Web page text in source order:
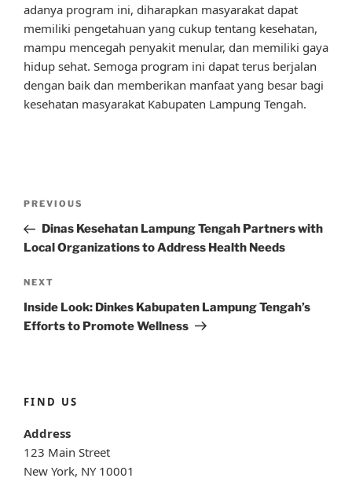
adanya program ini, diharapkan masyarakat dapat
memiliki pengetahuan yang cukup tentang kesehatan,
mampu mencegah penyakit menular, dan memiliki gaya
hidup sehat. Semoga program ini dapat terus berjalan
dengan baik dan memberikan manfaat yang besar bagi
kesehatan masyarakat Kabupaten Lampung Tengah.
Previous
Post
PREVIOUS
Dinas Kesehatan Lampung Tengah Partners with
Local Organizations to Address Health Needs
Next
Post
NEXT
Inside Look: Dinkes Kabupaten Lampung Tengah’s
Efforts to Promote Wellness
FIND US
Address
123 Main Street
New York, NY 10001